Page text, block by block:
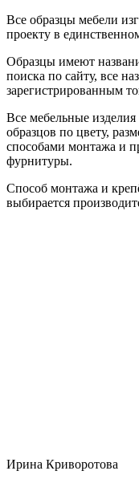
Все образцы мебели
проекту в
Образцы имеют
поиска по сайту, все
зарегистрированным
Все мебельные изделия
образцов по цвету,
способами монтажа и
фурнитуры.
Способ монтажа и
выбирается
Ирина Криворотова